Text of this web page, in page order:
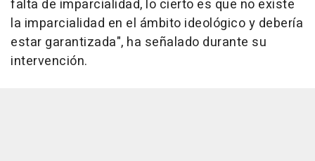
falta de imparcialidad, lo cierto es que no existe
la imparcialidad en el ámbito ideológico y debería
estar garantizada", ha señalado durante su
intervención.